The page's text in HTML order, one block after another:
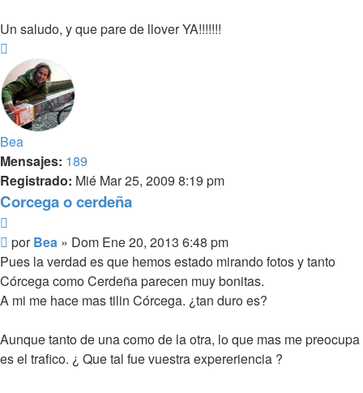
Un saludo, y que pare de llover YA!!!!!!!
Bea
Mensajes: 189
Registrado: Mié Mar 25, 2009 8:19 pm
Corcega o cerdeña
Mensaje
porBea » Dom Ene 20, 2013 6:48 pm
Pues la verdad es que hemos estado mirando fotos y tanto
Córcega como Cerdeña parecen muy bonitas.
A mi me hace mas tilin Córcega. ¿tan duro es?
Aunque tanto de una como de la otra, lo que mas me preocupa
es el trafico. ¿ Que tal fue vuestra expereriencia ?